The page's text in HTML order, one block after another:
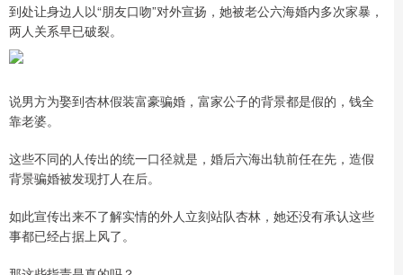
到处让身边人以“朋友口吻”对外宣扬，她被老公六海婚内多次家暴，
两人关系早已破裂。
说男方为娶到杏林假装富豪骗婚，富家公子的背景都是假的，钱全
靠老婆。
这些不同的人传出的统一口径就是，婚后六海出轨前任在先，造假
背景骗婚被发现打人在后。
如此宣传出来不了解实情的外人立刻站队杏林，她还没有承认这些
事都已经占据上风了。